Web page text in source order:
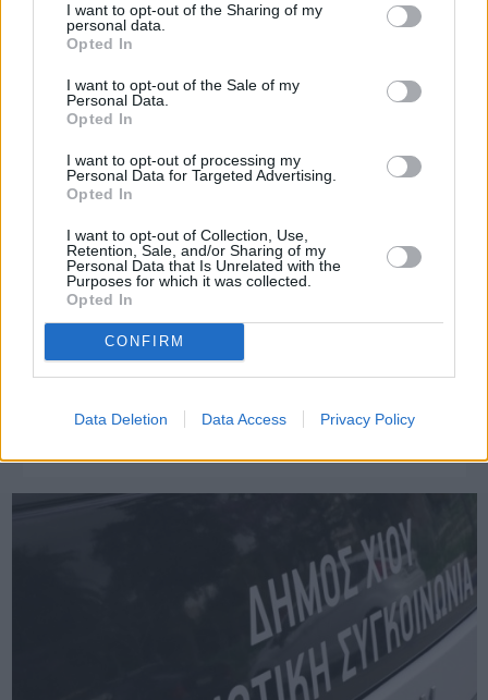
I want to opt-out of the Sharing of my
personal data.
Opted In
I want to opt-out of the Sale of my
Personal Data.
Opted In
I want to opt-out of processing my
Personal Data for Targeted Advertising.
Opted In
I want to opt-out of Collection, Use,
Retention, Sale, and/or Sharing of my
Personal Data that Is Unrelated with the
Purposes for which it was collected.
Opted In
CONFIRM
Data Deletion Data Access Privacy Policy
Πριν 23 ημέρες
υπόλοιπο της θητείας